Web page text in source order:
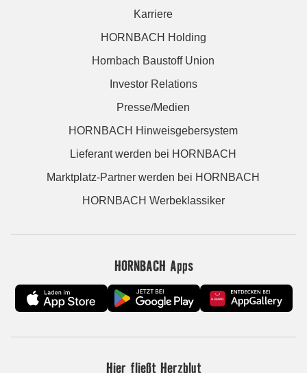
Karriere
HORNBACH Holding
Hornbach Baustoff Union
Investor Relations
Presse/Medien
HORNBACH Hinweisgebersystem
Lieferant werden bei HORNBACH
Marktplatz-Partner werden bei HORNBACH
HORNBACH Werbeklassiker
HORNBACH Apps
Hier fließt Herzblut